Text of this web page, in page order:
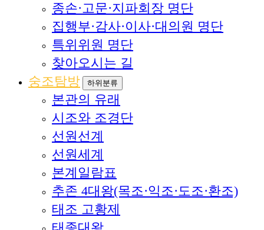
종손·고문·지파회장 명단
집행부·감사·이사·대의원 명단
특위위원 명단
찾아오시는 길
숭조탐방
하위분류
본관의 유래
시조와 조경단
선원선계
선원세계
본계일람표
추존 4대왕(목조·익조·도조·환조)
태조 고황제